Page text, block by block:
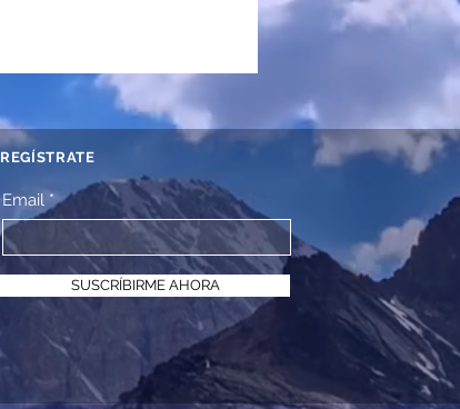
REGÍSTRATE
Email
SUSCRÍBIRME AHORA